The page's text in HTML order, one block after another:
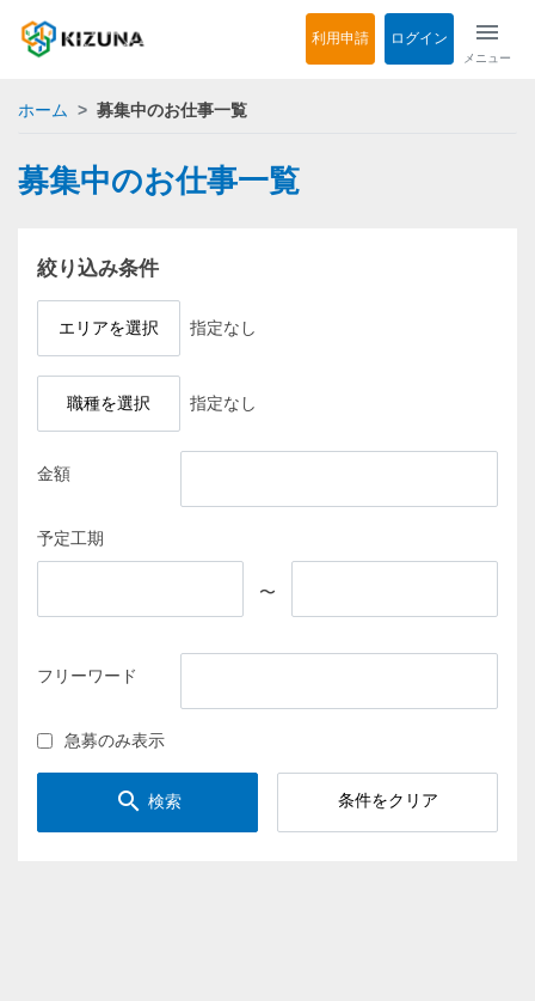
利用申請 ログイン menu
メニュー
ホーム 募集中のお仕事一覧
募集中のお仕事一覧
絞り込み条件
エリアを選択 指定なし
職種を選択 指定なし
金額
予定工期
〜
フリーワード
急募のみ表示
search 検索 条件をクリア